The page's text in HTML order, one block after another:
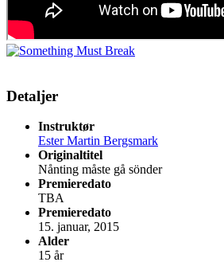
Detaljer
Instruktør
Ester Martin Bergsmark
Originaltitel
Nånting måste gå sönder
Premieredato
TBA
Premieredato
15. januar, 2015
Alder
15 år